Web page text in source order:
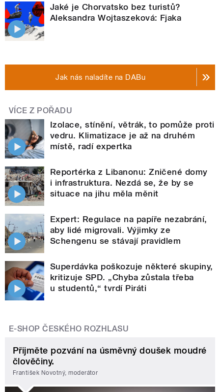
Jaké je Chorvatsko bez turistů?
Aleksandra Wojtaszeková: Fjaka
Jak nás naladíte na DABu
VÍCE Z POŘADU
Izolace, stínění, větrák, to pomůže proti
vedru. Klimatizace je až na druhém
místě, radí expertka
Reportérka z Libanonu: Zničené domy
i infrastruktura. Nezdá se, že by se
situace na jihu měla měnit
Expert: Regulace na papíře nezabrání,
aby lidé migrovali. Výjimky ze
Schengenu se stávají pravidlem
Superdávka poškozuje některé skupiny,
kritizuje SPD. „Chyba zůstala třeba
u studentů,“ tvrdí Piráti
E-SHOP ČESKÉHO ROZHLASU
Přijměte pozvání na úsměvný doušek moudré
člověčiny.
František Novotný, moderátor